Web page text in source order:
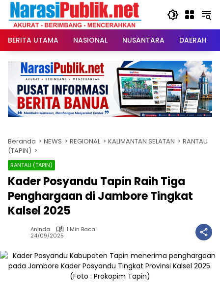
Langsung
konten
BERITA UTAMA
NASIONAL NUSANTARA DAERAH
Beranda NEWS REGIONAL KALIMANTAN SELATAN
RANTAU
(TAPIN)
RANTAU (TAPIN)
Kader Posyandu Tapin Raih Tiga
Penghargaan di Jambore Tingkat
Kalsel 2025
Aninda
1 Min Baca
24/09/2025